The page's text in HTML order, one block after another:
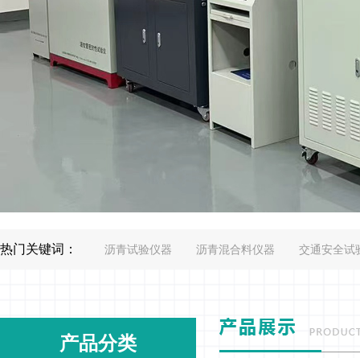
热门关键词： 沥青试验仪器 沥青混合料仪器 交通安全试
产品分类